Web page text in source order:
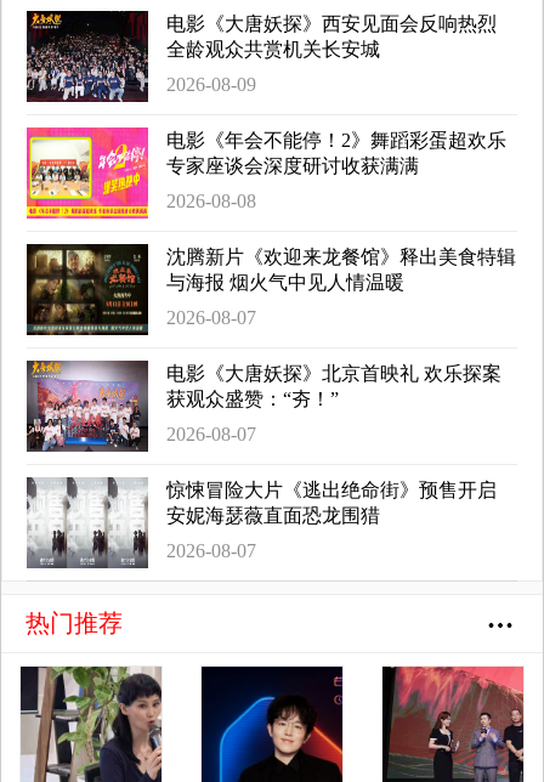
电影《大唐妖探》西安见面会反响热烈
全龄观众共赏机关长安城
2026-08-09
电影《年会不能停！2》舞蹈彩蛋超欢乐
专家座谈会深度研讨收获满满
2026-08-08
沈腾新片《欢迎来龙餐馆》释出美食特辑
与海报 烟火气中见人情温暖
2026-08-07
电影《大唐妖探》北京首映礼 欢乐探案
获观众盛赞：“夯！”
2026-08-07
惊悚冒险大片《逃出绝命街》预售开启
安妮海瑟薇直面恐龙围猎
2026-08-07
热门推荐